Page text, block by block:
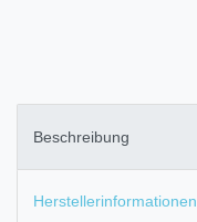
Beschreibung
Herstellerinformationen